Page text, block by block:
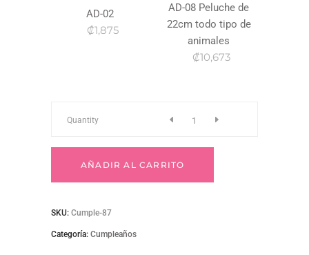
AD-02
₡1,875
AD-08 Peluche de
22cm todo tipo de
animales
₡10,673
Cumple-
Quantity
AÑADIR AL CARRITO
SKU: Cumple-87
Categoría: Cumpleaños